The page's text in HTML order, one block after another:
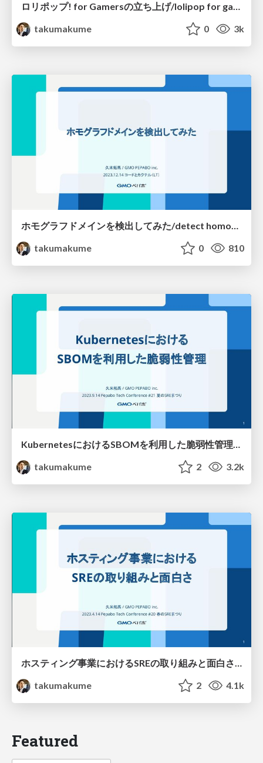
ロリポップ! for Gamersの立ち上げ/lolipop for gamers launch
takumakume
0 3k
takumakume
0 810
KubernetesにおけるSBOMを利用した脆弱性管理/Vulnerability_Management_with_SBOM_in_Kubernetes
takumakume
2 3.2k
ホスティング事業におけるSREの取り組みと面白さ/SRE Efforts in the Hosting Business and the Interest of SRE
takumakume
2 4.1k
Featured